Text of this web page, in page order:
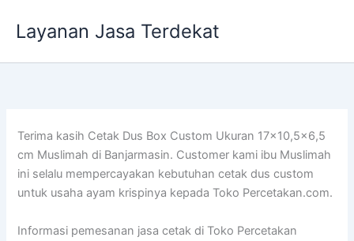
Layanan Jasa Terdekat
Terima kasih Cetak Dus Box Custom Ukuran 17×10,5×6,5
cm Muslimah di Banjarmasin. Customer kami ibu Muslimah
ini selalu mempercayakan kebutuhan cetak dus custom
untuk usaha ayam krispinya kepada Toko Percetakan.com.
Informasi pemesanan jasa cetak di Toko Percetakan